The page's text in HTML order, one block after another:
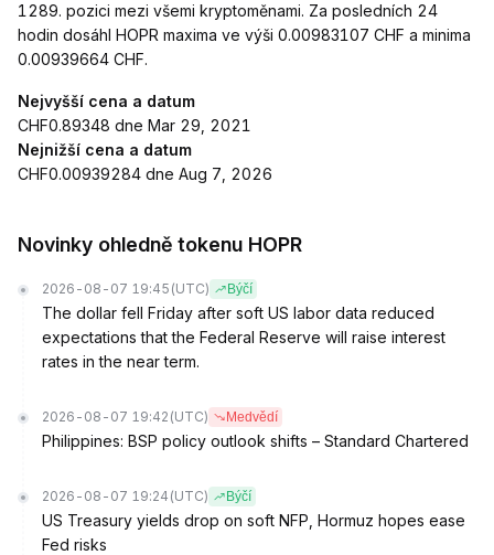
1289. pozici mezi všemi kryptoměnami. Za posledních 24
hodin dosáhl HOPR maxima ve výši 0.00983107 CHF a minima
0.00939664 CHF.
Nejvyšší cena a datum
CHF0.89348 dne Mar 29, 2021
Nejnižší cena a datum
CHF0.00939284 dne Aug 7, 2026
Novinky ohledně tokenu HOPR
2026-08-07 19:45 (UTC) Býčí
The dollar fell Friday after soft US labor data reduced
expectations that the Federal Reserve will raise interest
rates in the near term.
2026-08-07 19:42 (UTC) Medvědí
Philippines: BSP policy outlook shifts – Standard Chartered
2026-08-07 19:24 (UTC) Býčí
US Treasury yields drop on soft NFP, Hormuz hopes ease
Fed risks